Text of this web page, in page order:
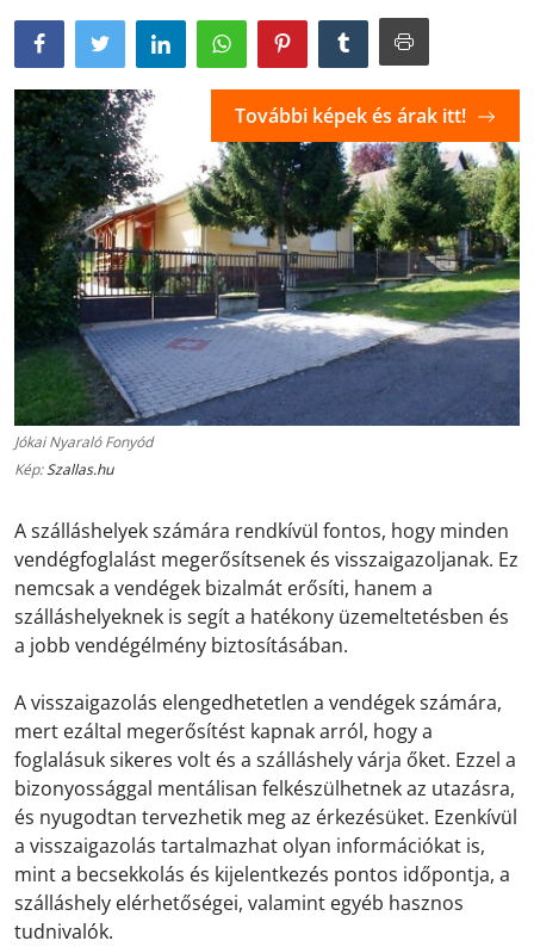
Jókai Nyaraló Fonyód
Kép:Szallas.hu
További képek és árak itt!
A szálláshelyek számára rendkívül fontos, hogy minden
vendégfoglalást megerősítsenek és visszaigazoljanak. Ez
nemcsak a vendégek bizalmát erősíti, hanem a
szálláshelyeknek is segít a hatékony üzemeltetésben és
a jobb vendégélmény biztosításában.
A visszaigazolás elengedhetetlen a vendégek számára,
mert ezáltal megerősítést kapnak arról, hogy a
foglalásuk sikeres volt és a szálláshely várja őket. Ezzel a
bizonyossággal mentálisan felkészülhetnek az utazásra,
és nyugodtan tervezhetik meg az érkezésüket. Ezenkívül
a visszaigazolás tartalmazhat olyan információkat is,
mint a becsekkolás és kijelentkezés pontos időpontja, a
szálláshely elérhetőségei, valamint egyéb hasznos
tudnivalók.